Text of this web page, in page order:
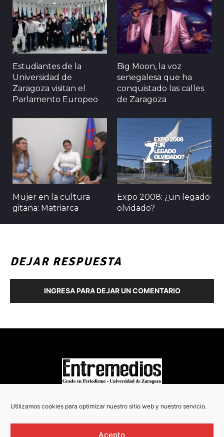
Utilizamos cookies para optimizar nuestro sitio web y nuestro servicio.
Acepto
Estudiantes de la
Universidad de
Zaragoza visitan el
Parlamento Europeo
Big Moon, la voz
senegalesa que ha
conquistado las calles
de Zaragoza
Mujer en la cultura
gitana: Matriarca
Expo 2008: ¿un legado
olvidado?
DEJAR RESPUESTA
INGRESA PARA DEJAR UN COMENTARIO